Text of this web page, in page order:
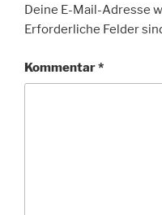
Deine E-Mail-Adresse
Erforderliche Felder
Kommentar*